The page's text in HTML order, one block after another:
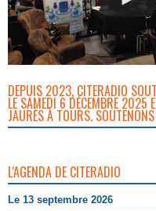
DEPUIS 2023, CITERADIO
LE SAMEDI 6 DÉCEMBRE 2025
JAURÈS À TOURS.
L'AGENDA DE CITERADIO
Le 13 septembre 2026